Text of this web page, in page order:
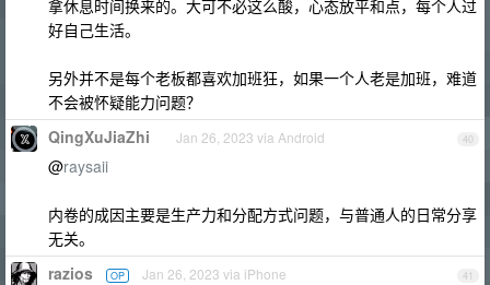
拿休息时间换来的。大可不必这么酸，心态放平和点，每个人过
好自己生活。
另外并不是每个老板都喜欢加班狂，如果一个人老是加班，难道
不会被怀疑能力问题？
40
QingXuJiaZhi Jan 26, 2023 via Android
@raysaii
内卷的成因主要是生产力和分配方式问题，与普通人的日常分享
无关。
41
razios OP Jan 26, 2023 via iPhone